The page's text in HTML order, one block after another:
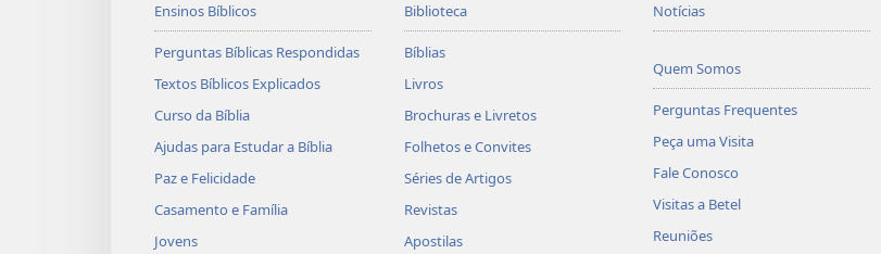
Ensinos Bíblicos
Perguntas Bíblicas Respondidas
Textos Bíblicos Explicados
Curso da Bíblia
Ajudas para Estudar a Bíblia
Paz e Felicidade
Casamento e Família
Jovens
Biblioteca
Bíblias
Livros
Brochuras e Livretos
Folhetos e Convites
Séries de Artigos
Revistas
Apostilas
Notícias
Quem Somos
Perguntas Frequentes
Peça uma Visita
Fale Conosco
Visitas a Betel
Reuniões